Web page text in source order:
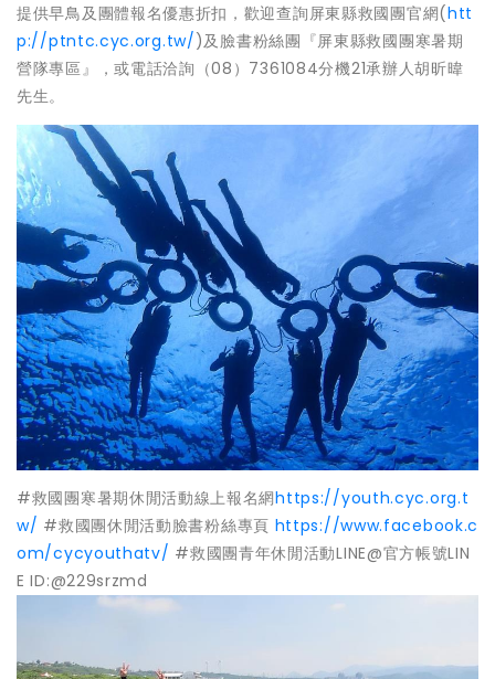
提供早鳥及團體報名優惠折扣，歡迎查詢屏東縣救國團官網(htt
p://ptntc.cyc.org.tw/)及臉書粉絲團『屏東縣救國團寒暑期
營隊專區』，或電話洽詢（08）7361084分機21承辦人胡昕暐
先生。
#救國團寒暑期休閒活動線上報名網https://youth.cyc.org.t
w/ #救國團休閒活動臉書粉絲專頁 https://www.facebook.c
om/cycyouthatv/ #救國團青年休閒活動LINE@官方帳號LIN
E ID:@229srzmd